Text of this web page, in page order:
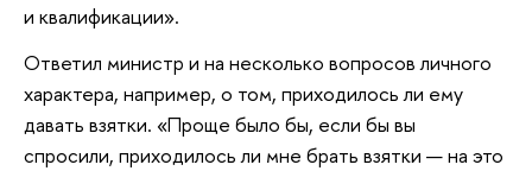
и квалификации».
Ответил министр и на несколько вопросов личного
характера, например, о том, приходилось ли ему
давать взятки. «Проще было бы, если бы вы
спросили, приходилось ли мне брать взятки — на это